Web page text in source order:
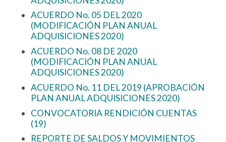
ACUERDO No. 05 DEL 2020
(MODIFICACIÓN PLAN ANUAL
ADQUISICIONES 2020)
ACUERDO No. 08 DE 2020
(MODIFICACIÓN PLAN ANUAL
ADQUISICIONES 2020)
ACUERDO No. 11 DEL 2019 (APROBACIÓN
PLAN ANUAL ADQUISICIONES 2020)
CONVOCATORIA RENDICIÓN CUENTAS
(19)
REPORTE DE SALDOS Y MOVIMIENTOS